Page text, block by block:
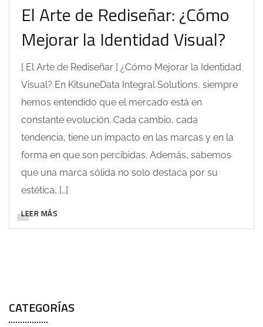
El Arte de Rediseñar: ¿Cómo
Mejorar la Identidad Visual?
[ El Arte de Rediseñar ] ¿Cómo Mejorar la Identidad
Visual? En KitsuneData Integral Solutions, siempre
hemos entendido que el mercado está en
constante evolución. Cada cambio, cada
tendencia, tiene un impacto en las marcas y en la
forma en que son percibidas. Además, sabemos
que una marca sólida no solo destaca por su
estética, […]
LEER MÁS
CATEGORÍAS